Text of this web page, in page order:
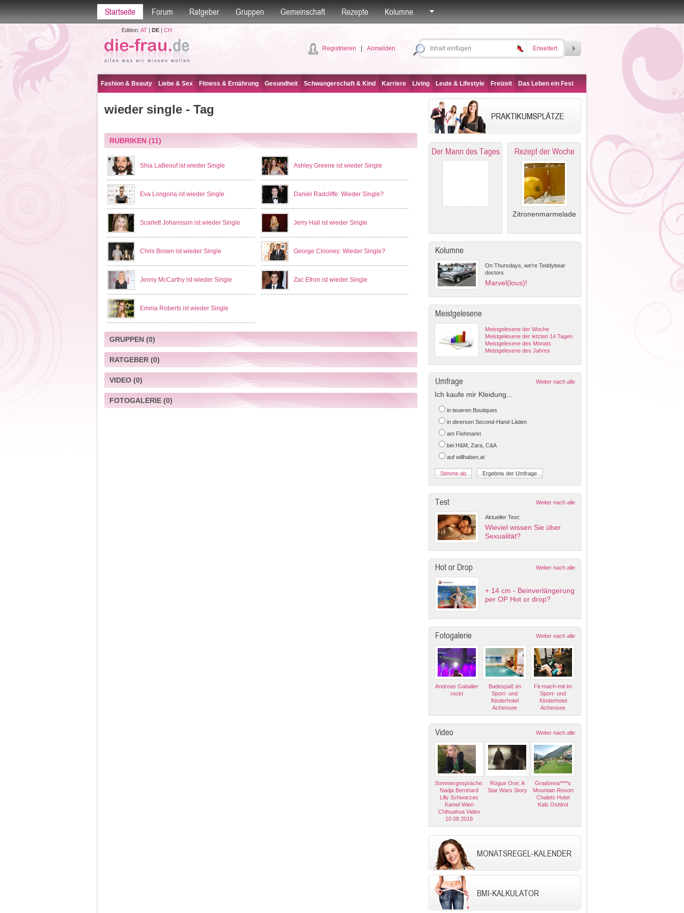
Startseite Forum Ratgeber Gruppen Gemeinschaft Rezepte Kolumne
Edition: AT| DE| CH
Registrieren Anmelden Erweitert
Fashion & Beauty Liebe & Sex Fitness & Ernährung Gesundheit Schwangerschaft & Kind Karriere Living Leute & Lifestyle Freizeit Das Leben ein Fest
wieder single - Tag
RUBRIKEN(11)
Shia LaBeouf ist wieder Single Ashley Greene ist wieder Single
Eva Longoria ist wieder Single Daniel Radcliffe: Wieder Single?
Scarlett Johansson ist wieder Single Jerry Hall ist wieder Single
Chris Brown ist wieder Single George Clooney: Wieder Single?
Jenny McCarthy ist wieder Single Zac Efron ist wieder Single
Emma Roberts ist wieder Single
GRUPPEN(0)
RATGEBER(0)
VIDEO(0)
FOTOGALERIE(0)
Der Mann des Tages Rezept der Woche
Zitronenmarmelade
Kolumne
On Thursdays, we're Teddybear
doctors
Marvel(lous)!
Meistgelesene
Meistgelesene der Woche
Meistgelesene der letzten 14 Tagen
Meistgelesene des Monats
Meistgelesene des Jahres
Umfrage Weiter nach alle
Ich kaufe mir Kleidung...
in teueren Boutiques
in diversen Second-Hand-Läden
am Flohmarkt
bei H&M, Zara, C&A
auf willhaben.at
Test Weiter nach alle
Aktueller Test:
Wieviel wissen Sie über
Sexualität?
Hot or Drop Weiter nach alle
+ 14 cm - Beinverlängerung
per OP Hot or drop?
Fotogalerie Weiter nach alle
Andreas Gabalier
rockt
Badespaß im
Sport- und
Kinderhotel
Achensee
Fit-mach-mit im
Sport- und
Kinderhotel
Achensee
Video Weiter nach alle
Sommergespräche:
Nadja Bernhard
Lilly Schwarzes
Kamel Wien
Chihuahua Video
10 08 2018
Rogue One: A
Star Wars Story
Gradonna****s
Mountain Resort
Chalets Hotel
Kals Osttirol
MONATSREGEL-KALENDER
BMI-KALKULATOR